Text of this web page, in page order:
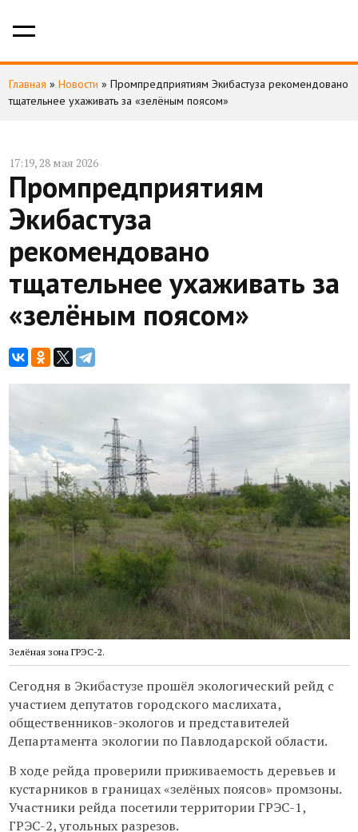
Главная » Новости » Промпредприятиям Экибастуза рекомендовано
тщательнее ухаживать за «зелёным поясом»
17:19, 28 мая 2026
Промпредприятиям
Экибастуза
рекомендовано
тщательнее ухаживать за
«зелёным поясом»
Зелёная зона ГРЭС-2.
Сегодня в Экибастузе прошёл экологический рейд с
участием депутатов городского маслихата,
общественников-экологов и представителей
Департамента экологии по Павлодарской области.
В ходе рейда проверили приживаемость деревьев и
кустарников в границах «зелёных поясов» промзоны.
Участники рейда посетили территории ГРЭС-1,
ГРЭС-2, угольных разрезов.